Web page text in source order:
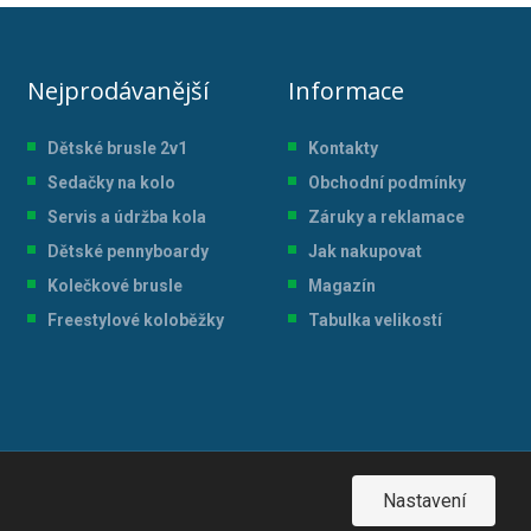
Nastavení
Nejprodávanější
Dětské brusle 2v1
Sedačky na kolo
Servis a údržba kola
Dětské pennyboardy
Kolečkové brusle
Freestylové koloběžky
Informace
Kontakty
Obchodní podmínky
Záruky a reklamace
Jak nakupovat
Magazín
Tabulka velikostí